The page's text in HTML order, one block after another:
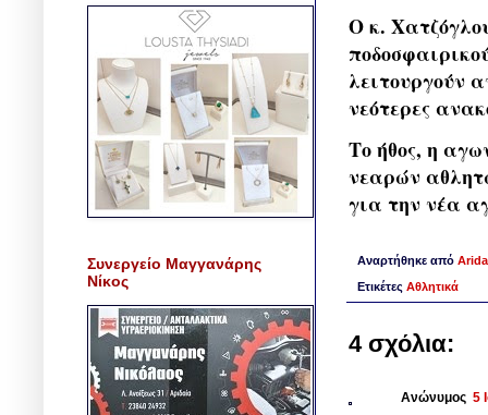
Ο κ.
λειτουργούν
νεότερες
Το ήθος, η
νεαρών
για την νέα
Αναρτήθηκε από
Ετικέτες Αθλητικά
4 σχόλια:
Ανώνυμος 5
Συνεργείο Μαγγανάρης
Νίκος